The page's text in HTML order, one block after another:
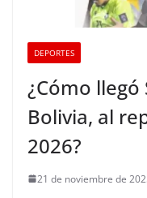
DEPORTES
¿Cómo
Bolivia, al
2026?
21 de noviembre de